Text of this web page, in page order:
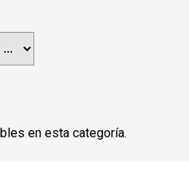
en esta categoría.